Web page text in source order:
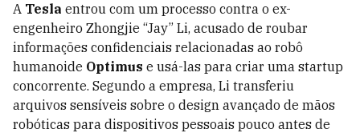
A Tesla entrou com um processo contra o ex-
engenheiro Zhongjie “Jay” Li, acusado de roubar
informações confidenciais relacionadas ao robô
humanoide Optimus e usá-las para criar uma startup
concorrente. Segundo a empresa, Li transferiu
arquivos sensíveis sobre o design avançado de mãos
robóticas para dispositivos pessoais pouco antes de